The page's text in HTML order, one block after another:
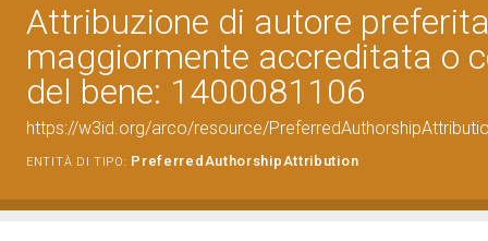
Attribuzione di autore
maggiormente accreditata o
del bene: 1400081106
https://w3id.org/arco/resource/
ENTITÀ DI TIPO: PreferredAuthorshipAttribution